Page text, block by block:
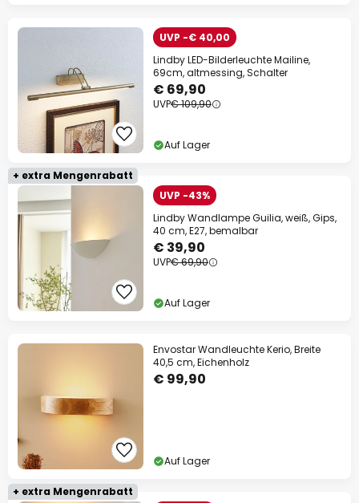
UVP -€ 40,00
Lindby LED-Bilderleuchte Mailine,
69cm, altmessing, Schalter
€ 69,90
UVP€ 109,90
Auf Lager
+ extra Mengenrabatt
UVP -43%
Lindby Wandlampe Guilia, weiß, Gips,
40 cm, E27, bemalbar
€ 39,90
UVP€ 69,90
Auf Lager
Envostar Wandleuchte Kerio, Breite
40,5 cm, Eichenholz
€ 99,90
Auf Lager
+ extra Mengenrabatt